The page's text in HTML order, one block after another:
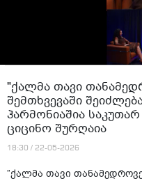
"ქალმა თავი
შემთხვევაში
ჰარმონიაშია
ციცინო შურღაია
18:30 / 22-05-2026
”ქალმა თავი